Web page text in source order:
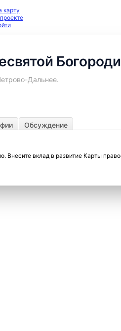
карту
Дальнее.
Обсуждение
Внесите вклад в развитие Карты